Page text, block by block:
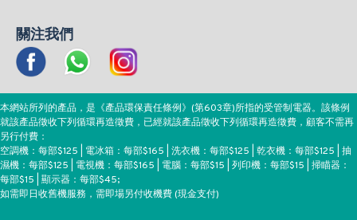
關注我們
本網站所列的產品，是《產品環保責任條例》(第603章)所指的受管制電器。該條例
就該產品徵收下列循環再造徵費，已經就該產品徵收下列循環再造徵費，顧客不需再
另行付費：
空調機：每部$125 | 電冰箱：每部$165 | 洗衣機：每部$125 | 乾衣機：每部$125 | 抽
濕機：每部$125 | 電視機：每部$165 | 電腦：每部$15 | 列印機：每部$15 | 掃瞄器：
每部$15 | 顯示器：每部$45;
如需即日收舊機服務，需即場另付收機費 (現金支付)